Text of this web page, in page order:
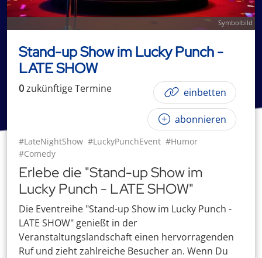
Symbolbild
Stand-up Show im Lucky Punch -
LATE SHOW
0zukünftigeTermine einbetten
abonnieren
#LateNightShow #LuckyPunchEvent #Humor
#Comedy
Erlebe die "Stand-up Show im
Lucky Punch - LATE SHOW"
Die Eventreihe "Stand-up Show im Lucky Punch -
LATE SHOW" genießt in der
Veranstaltungslandschaft einen hervorragenden
Ruf und zieht zahlreiche Besucher an. Wenn Du